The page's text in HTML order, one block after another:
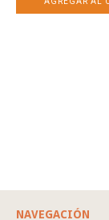
NAVEGACIÓN